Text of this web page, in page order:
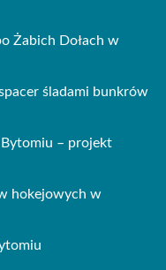
Żabich Dołach w
śladami bunkrów
– projekt
hokejowych w